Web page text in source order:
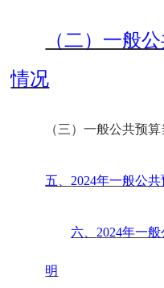
（二）一般
情况
（三）一般公共预
五、 2024年一般公
六、 2024年一
明